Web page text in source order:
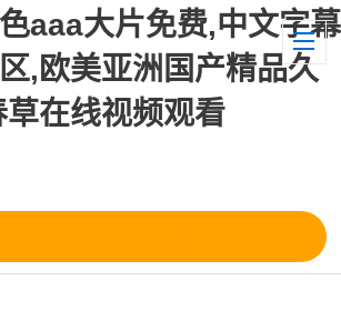
aaa大片免费,中文字幕
,欧美亚洲国产精品久
在线视频观看